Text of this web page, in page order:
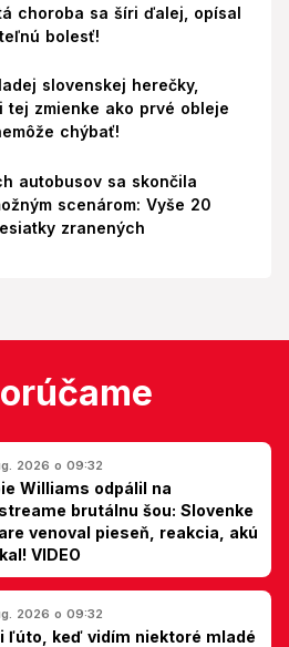
choroba sa šíri ďalej, opísal
bolesť!
slovenskej herečky,
tej zmienke ako prvé obleje
chýbať!
autobusov sa skončila
scenárom: Vyše 20
zranených
2026 o 09:32
Williams odpálil na
brutálnu šou: Slovenke
venoval pieseň, reakcia, akú
VIDEO
2026 o 09:32
ľúto, keď vidím niektoré mladé